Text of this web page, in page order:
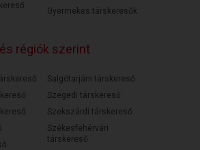
Gyermekes társkeresők
régiók szerint
Salgótarjáni társkereső
Szegedi társkereső
Szekszárdi társkereső
Székesfehérvári
társkereső